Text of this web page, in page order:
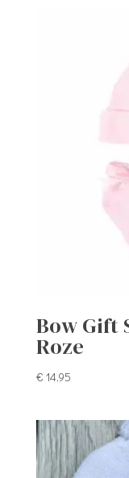
Bow Gift
Roze
€ 14,95